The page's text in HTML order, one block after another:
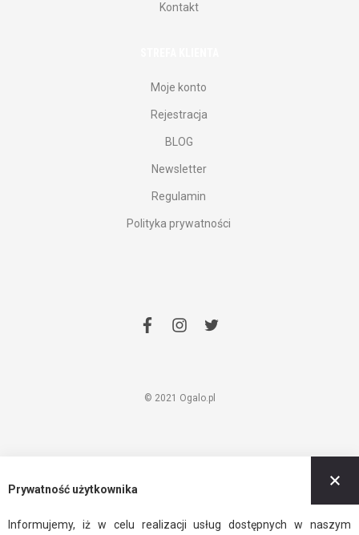
Kontakt
Moje konto
Rejestracja
BLOG
Newsletter
Regulamin
Polityka prywatności
facebook
instagram
twitter
© 2021 Ogalo.pl
Prywatność użytkownika
Informujemy, iż w celu realizacji usług dostępnych w naszym